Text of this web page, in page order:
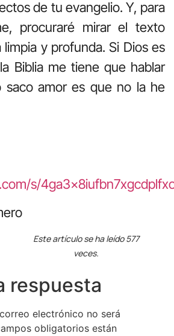
de tu evangelio. Y, para
procuraré mirar el texto
y profunda. Si Dios es
Biblia me tiene que hablar
saco amor es que no la he
s/
Este artículo se ha leído 577
veces.
respuesta
electrónico no será
obligatorios están